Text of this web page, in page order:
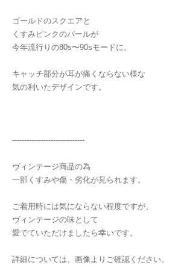
ゴールドのスクエアと
くすみピンクのパールが
今年流行りの80s〜90sモードに。
キャッチ部分が耳が痛くならない様な
気の利いたデザインです。
------------------------------
ヴィンテージ商品の為
一部くすみや傷・劣化が見られます。
ご着用時には気にならない程度ですが、
ヴィンテージの味として
愛でていただけましたら幸いです。
詳細については、画像よりご確認ください。